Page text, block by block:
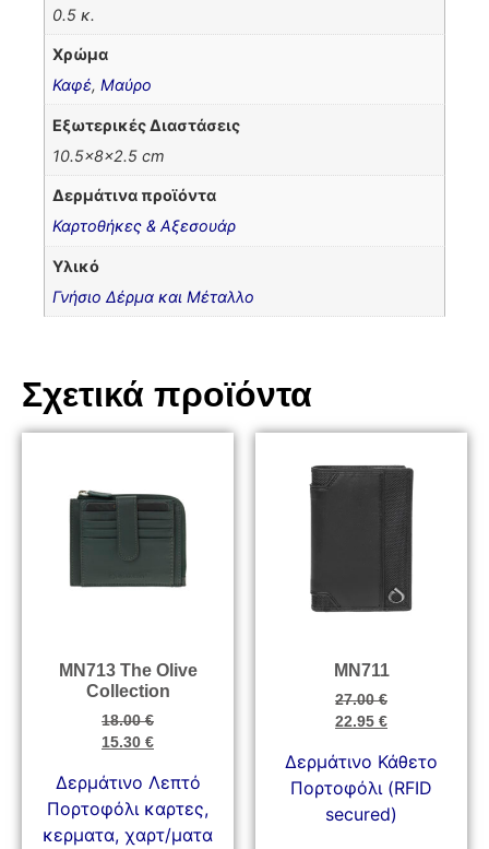
0.5 κ.
Χρώμα
Καφέ,Μαύρο
Εξωτερικές Διαστάσεις
10.5x8x2.5 cm
Δερμάτινα προϊόντα
Καρτοθήκες & Αξεσουάρ
Υλικό
Γνήσιο Δέρμα και Μέταλλο
Σχετικά προϊόντα
MN713 The Olive
Collection
18.00€
15.30 €
Δερμάτινο Λεπτό
Πορτοφόλι καρτες,
κερματα, χαρτ/ματα
MN711
27.00€
22.95 €
Δερμάτινο Κάθετο
Πορτοφόλι (RFID
secured)